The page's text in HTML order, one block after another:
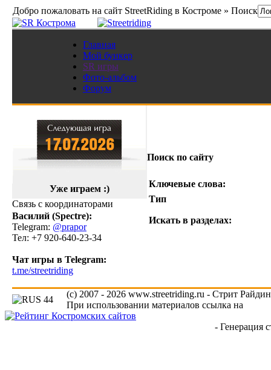
Добро пожаловать на сайт StreetRiding в Костроме » Поиск
Главная
Мой бункер
SR игры
Фото-альбом
Форум
Уже играем :)
Связь с координаторами
Василий (Spectre):
Telegram: @prapor
Тел: +7 920-640-23-34
Чат игры в Telegram:
t.me/streetriding
Поиск по сайту
Ключевые слова:
Тип
Искать в разделах:
(c) 2007 - 2026 www.streetriding.ru - Стрит
При использовании материалов ссылка на
- Генерация